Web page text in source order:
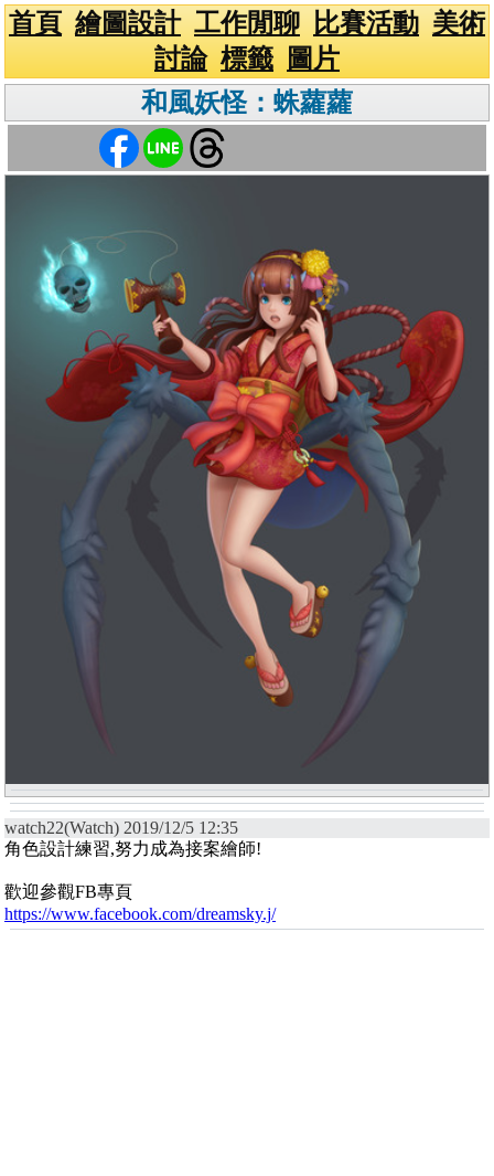
首頁 繪圖設計 工作閒聊 比賽活動 美術
討論 標籤
圖片
和風妖怪：蛛蘿蘿
watch22(Watch) 2019/12/5 12:35
角色設計練習,努力成為接案繪師!
歡迎參觀FB專頁
https://www.facebook.com/dreamsky.j/